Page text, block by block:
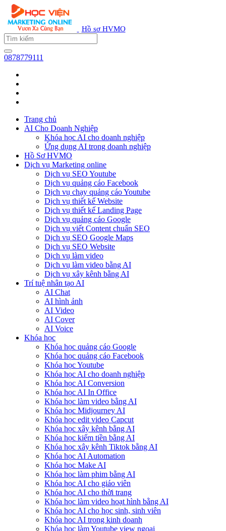
Hồ sơ HVMO
0878779111
Trang chủ
AI Cho Doanh Nghiệp
Khóa học AI cho doanh nghiệp
Ứng dụng AI trong doanh nghiệp
Hồ Sơ HVMO
Dịch vụ Marketing online
Dịch vụ SEO Youtube
Dịch vụ quảng cáo Facebook
Dịch vụ chạy quảng cáo Youtube
Dịch vụ thiết kế Website
Dịch vụ thiết kế Landing Page
Dịch vụ quảng cáo Google
Dịch vụ viết Content chuẩn SEO
Dịch vụ SEO Google Maps
Dịch vụ SEO Website
Dịch vụ làm video
Dịch vụ làm video bằng AI
Dịch vụ xây kênh bằng AI
Trí tuệ nhân tạo AI
AI Chat
AI hình ảnh
AI Video
AI Cover
AI Voice
Khóa học
Khóa học quảng cáo Google
Khóa học quảng cáo Facebook
Khóa học Youtube
Khóa học AI cho doanh nghiệp
Khóa học AI Conversion
Khóa học AI In Office
Khóa học làm video bằng AI
Khóa học Midjourney AI
Khóa học edit video Capcut
Khóa học xây kênh bằng AI
Khóa học kiếm tiền bằng AI
Khóa học xây kênh Tiktok bằng AI
Khóa học AI Automation
Khóa học Make AI
Khóa học làm phim bằng AI
Khóa học AI cho giáo viên
Khóa học AI cho thời trang
Khóa học làm video hoạt hình bằng AI
Khóa học AI cho học sinh, sinh viên
Khóa hoc AI trong kinh doanh
Khóa học làm Youtube view ngoại